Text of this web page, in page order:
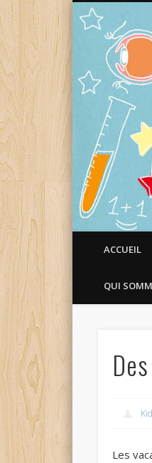
Faire aimer les
ACCUEIL
QUI
Les